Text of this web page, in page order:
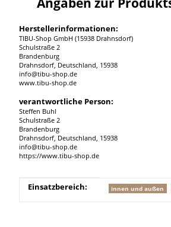
Herstellerinformationen:
TIBU-Shop GmbH (15938 Drahnsdorf)
Schulstraße 2
Brandenburg
Drahnsdorf, Deutschland, 15938
info@tibu-shop.de
www.tibu-shop.de
verantwortliche Person:
Steffen Buhl
Schulstraße 2
Brandenburg
Drahnsdorf, Deutschland, 15938
info@tibu-shop.de
https://www.tibu-shop.de
Produkteigenschaft
Wert
Einsatzbereich: innen und außen